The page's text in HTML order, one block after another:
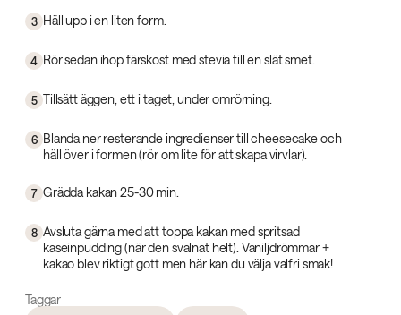
3 Häll upp i en liten form.
4 Rör sedan ihop färskost med stevia till en slät smet.
5 Tillsätt äggen, ett i taget, under omrörning.
6 Blanda ner resterande ingredienser till cheesecake och
häll över i formen (rör om lite för att skapa virvlar).
7 Grädda kakan 25-30 min.
8 Avsluta gärna med att toppa kakan med spritsad
kaseinpudding (när den svalnat helt). Vaniljdrömmar +
kakao blev riktigt gott men här kan du välja valfri smak!
Taggar